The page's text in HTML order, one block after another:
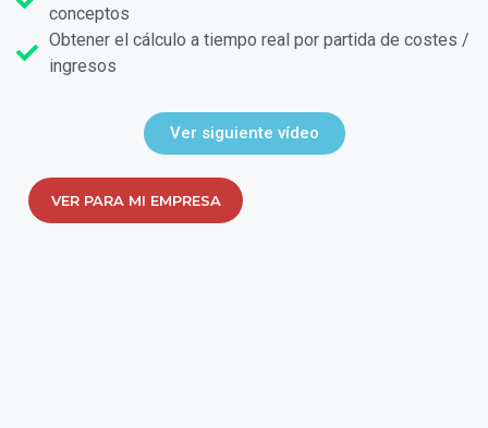
conceptos
Obtener el cálculo a tiempo real por partida de costes /
ingresos
Ver siguiente vídeo
VER PARA MI EMPRESA